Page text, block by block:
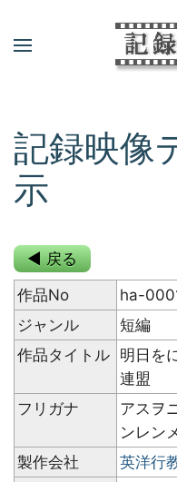
記録映像
示
◀ 戻る
作品No
ha-
ジャンル
短編
作品タイトル 明日を
連盟
フリガナ
アスヲ
ンレン
製作会社
英洋行